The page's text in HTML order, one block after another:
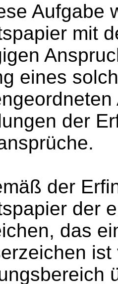
Aufgabe
mit
eines
der
der
der
das
ist